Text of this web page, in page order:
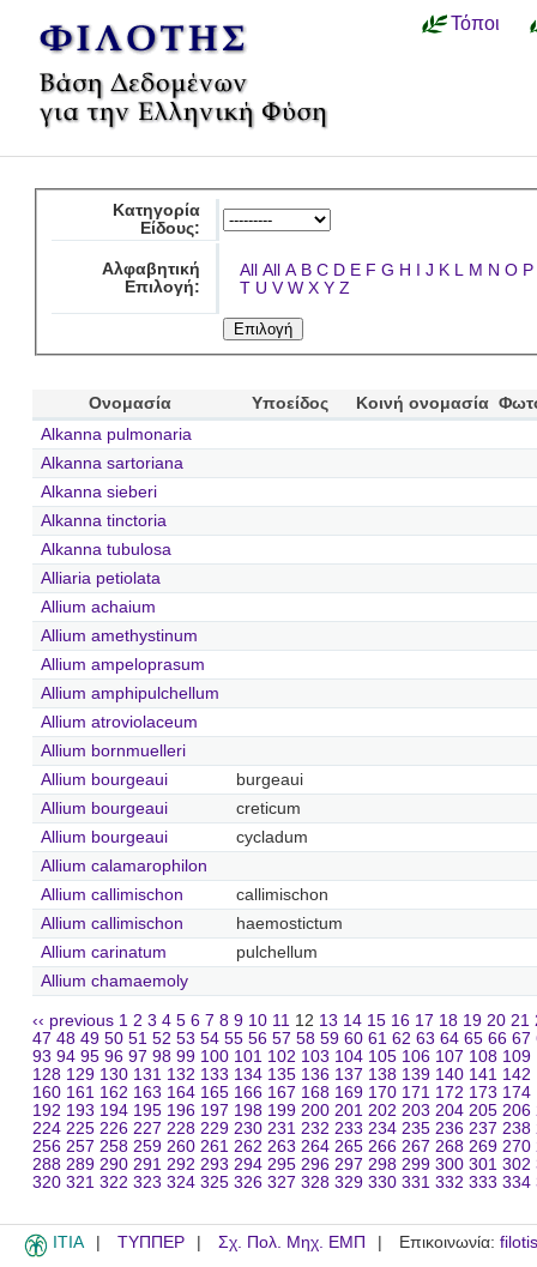
Τόποι
Κατηγορία
Είδους:
Αλφαβητική
Επιλογή:
All All A B C D E F G H I J K L M N O P
T U V W X Y Z
Ονομασία Υποείδος Κοινή ονομασία
Alkanna pulmonaria
Alkanna sartoriana
Alkanna sieberi
Alkanna tinctoria
Alkanna tubulosa
Alliaria petiolata
Allium achaium
Allium amethystinum
Allium ampeloprasum
Allium amphipulchellum
Allium atroviolaceum
Allium bornmuelleri
Allium bourgeaui
burgeaui
Allium bourgeaui
creticum
Allium bourgeaui
cycladum
Allium calamarophilon
Allium callimischon
callimischon
Allium callimischon
haemostictum
Allium carinatum
pulchellum
Allium chamaemoly
‹‹ previous 1 2 3 4 5 6 7 8 9 10 11 12 13 14 15 16 17 18 19 20 21
47 48 49 50 51 52 53 54 55 56 57 58 59 60 61 62 63 64 65 66 67
93 94 95 96 97 98 99 100 101 102 103 104 105 106 107 108 109
128 129 130 131 132 133 134 135 136 137 138 139 140 141 142
160 161 162 163 164 165 166 167 168 169 170 171 172 173 174
192 193 194 195 196 197 198 199 200 201 202 203 204 205 206
224 225 226 227 228 229 230 231 232 233 234 235 236 237 238
256 257 258 259 260 261 262 263 264 265 266 267 268 269 270
288 289 290 291 292 293 294 295 296 297 298 299 300 301 302
320 321 322 323 324 325 326 327 328 329 330 331 332 333 334
ITIA ΤΥΠΠΕΡ Σχ. Πολ. Μηχ. ΕΜΠ Επικοινωνία: